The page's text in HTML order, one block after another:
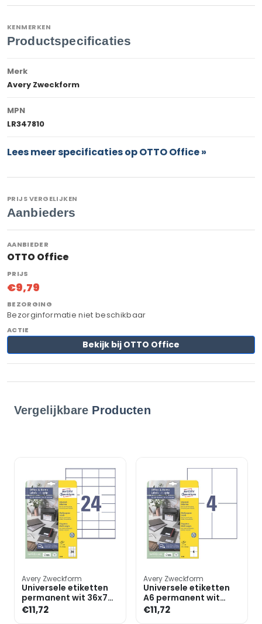
KENMERKEN
Productspecificaties
Merk
Avery Zweckform
MPN
LR347810
Lees meer specificaties op OTTO Office »
PRIJS VERGELIJKEN
Aanbieders
OTTO Office
€9,79
Bezorginformatie niet beschikbaar
Bekijk bij OTTO Office
Vergelijkbare Producten
Avery Zweckform
Universele etiketten
permanent wit 36x70
mm 240 stuks 6122
met ultragrip
€11,72
Avery Zweckform
Universele etiketten
A6 permanent wit
148x105 mm 40 stuks
Office & Home 6124
€11,72